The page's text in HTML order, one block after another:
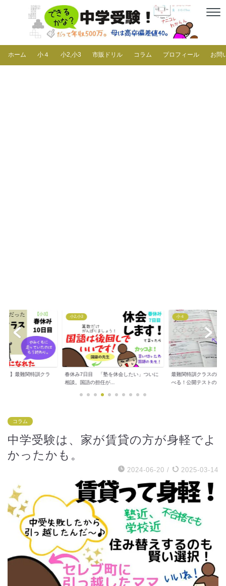
ホーム 小４ 小2,小3 市販ドリル コラム プロフィール お問
３】最難関特訓クラ
小2,小3
春休み7日目 「塾を休会したい」ついに
相談。国語の担任が...
小４
最難関特訓クラスの問
べる！公開テストの...
コラム
中学受験は、家が賃貸の方が身軽でよ
かったかも。
2024-06-20 / 2025-03-14